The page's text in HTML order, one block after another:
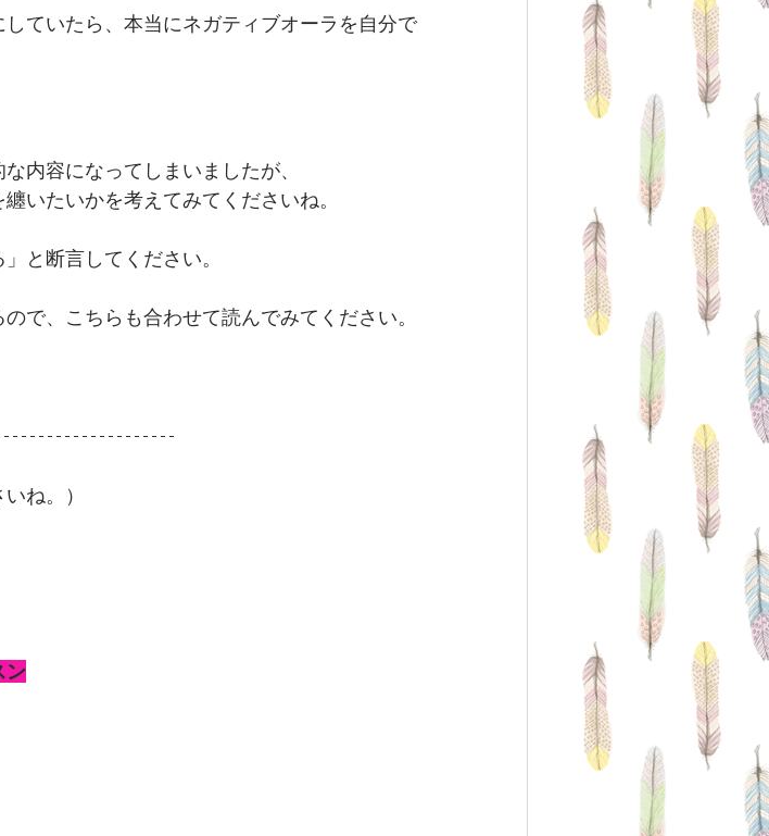
ていたら、本当にネガティブオーラを自分で
内容になってしまいましたが、
いたいかを考えてみてくださいね。
と断言してください。
で、こちらも合わせて読んでみてください。
ね。）
ン